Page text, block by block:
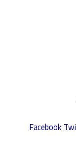
Facebook